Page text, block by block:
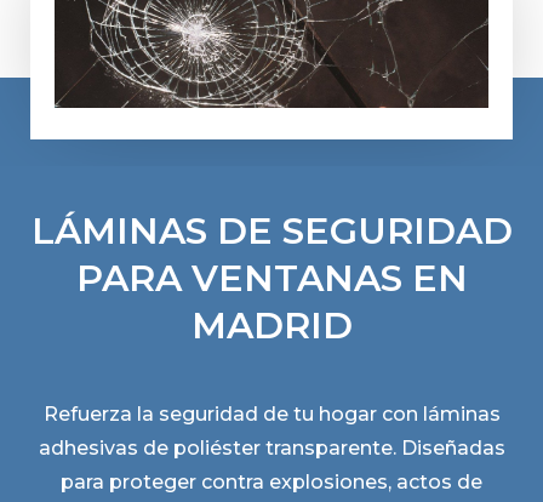
LÁMINAS DE SEGURIDAD
PARA VENTANAS EN
MADRID
Refuerza la seguridad de tu hogar con láminas
adhesivas de poliéster transparente. Diseñadas
para proteger contra explosiones, actos de